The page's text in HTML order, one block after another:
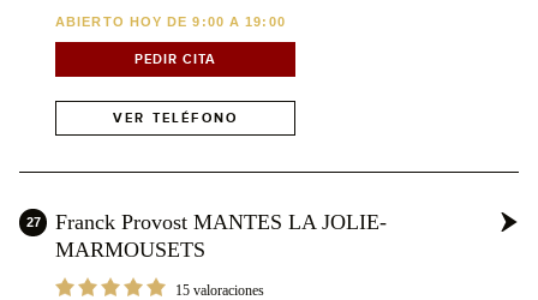
ABIERTO HOY DE 9:00 A 19:00
PEDIR CITA
VER TELÉFONO
27
Franck Provost MANTES LA JOLIE-
MARMOUSETS
15 valoraciones